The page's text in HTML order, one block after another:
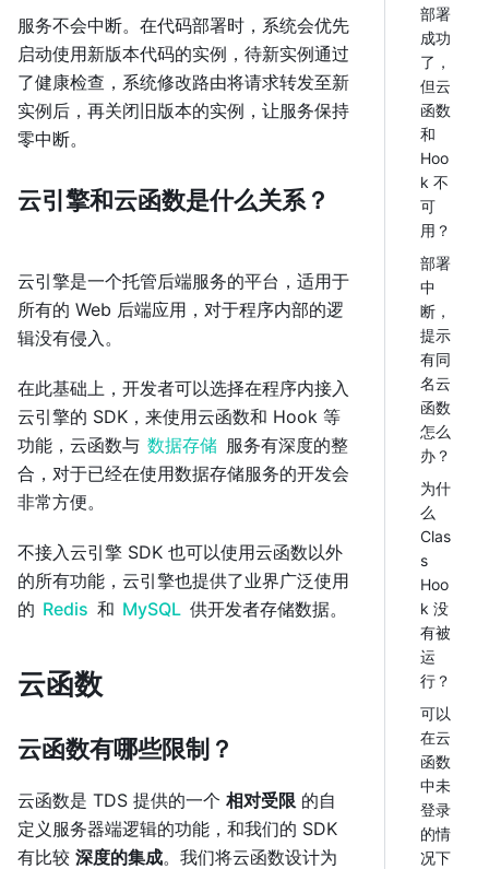
服务不会中断。在代码部署时，系统会优先
启动使用新版本代码的实例，待新实例通过
了健康检查，系统修改路由将请求转发至新
实例后，再关闭旧版本的实例，让服务保持
零中断。
云引擎和云函数是什么关系？
云引擎是一个托管后端服务的平台，适用于
所有的 Web 后端应用，对于程序内部的逻
辑没有侵入。
在此基础上，开发者可以选择在程序内接入
云引擎的 SDK，来使用云函数和 Hook 等
功能，云函数与 数据存储 服务有深度的整
合，对于已经在使用数据存储服务的开发会
非常方便。
不接入云引擎 SDK 也可以使用云函数以外
的所有功能，云引擎也提供了业界广泛使用
的 Redis 和 MySQL 供开发者存储数据。
云函数
云函数有哪些限制？
云函数是 TDS 提供的一个 相对受限 的自
定义服务器端逻辑的功能，和我们的 SDK
有比较 深度的集成。我们将云函数设计为
部署
成功
了，
但云
函数
和
Hoo
k 不
可
用？
部署
中
断，
提示
有同
名云
函数
怎么
办？
为什
么
Clas
s
Hoo
k 没
有被
运
行？
可以
在云
函数
中未
登录
的情
况下